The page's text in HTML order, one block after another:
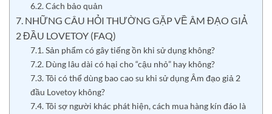
6.2. Cách bảo quản
7. NHỮNG CÂU HỎI THƯỜNG GẶP VỀ ÂM ĐẠO GIẢ
2 ĐẦU LOVETOY (FAQ)
7.1. Sản phẩm có gây tiếng ồn khi sử dụng không?
7.2. Dùng lâu dài có hại cho “cậu nhỏ” hay không?
7.3. Tôi có thể dùng bao cao su khi sử dụng Âm đạo giả 2
đầu Lovetoy không?
7.4. Tôi sợ người khác phát hiện, cách mua hàng kín đáo là